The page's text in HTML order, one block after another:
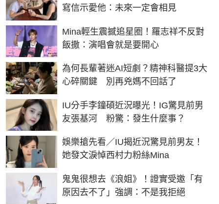
寫信示愛他：未來一定會相見
Mina輕生震撼追星圈！羅志祥不反對
飯撒：演唱會就是要開心
為何長輩著迷AI短劇？精神科醫提3大
心碎關鍵 別再兇媽不回話了
IU分手李鐘碩近況曝光！IG驚見前男
友張基河 粉驚：發生什麼事？
娛樂搶先看／IU揭近況驚見前男友！
她發文淚悼西村力粉絲Mina
鬼鬼很想去《浪姐》！證實受邀「有
原因去不了」強調：不是我拒絕